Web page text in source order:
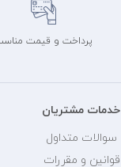
پرداخت و قیمت
خدمات مشتریان
سوالات متداول
قوانین و مقررات